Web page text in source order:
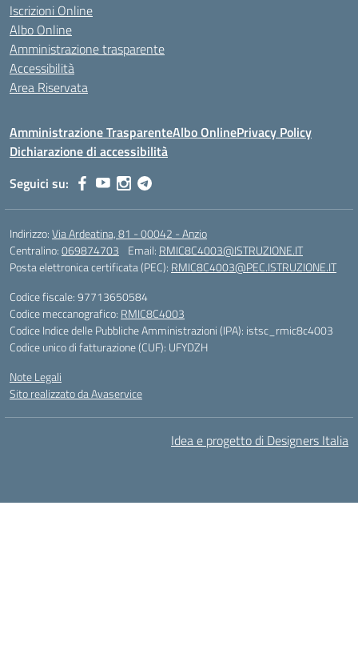
Iscrizioni Online
Albo Online
Amministrazione trasparente
Accessibilità
Area Riservata
Amministrazione TrasparenteAlbo OnlinePrivacy Policy
Dichiarazione di accessibilità
Seguici su:
Indirizzo:Via Ardeatina, 81 - 00042 - Anzio
Centralino:069874703 Email: RMIC8C4003@ISTRUZIONE.IT
Posta elettronica certificata (PEC): RMIC8C4003@PEC.ISTRUZIONE.IT
Codice fiscale: 97713650584
Codice meccanografico: RMIC8C4003
Codice Indice delle Pubbliche Amministrazioni (IPA): istsc_rmic8c4003
Codice unico di fatturazione (CUF): UFYDZH
Note Legali
Sito realizzato da Avaservice
Idea e progetto di Designers Italia